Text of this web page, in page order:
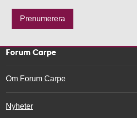
s
e
Prenumerera
Forum Carpe
Om Forum Carpe
Nyheter